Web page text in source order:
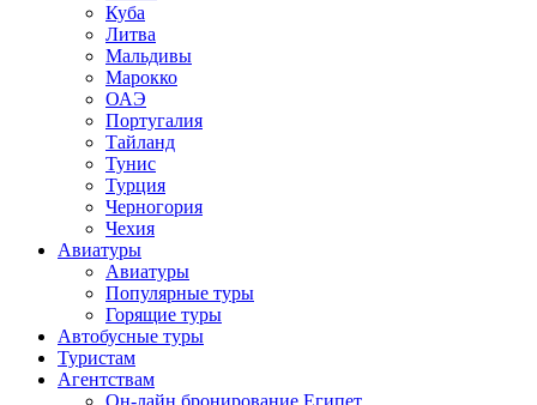
Куба
Литва
Мальдивы
Марокко
ОАЭ
Португалия
Тайланд
Тунис
Турция
Черногория
Чехия
Авиатуры
Авиатуры
Популярные туры
Горящие туры
Автобусные туры
Туристам
Агентствам
Он-лайн бронирование Египет